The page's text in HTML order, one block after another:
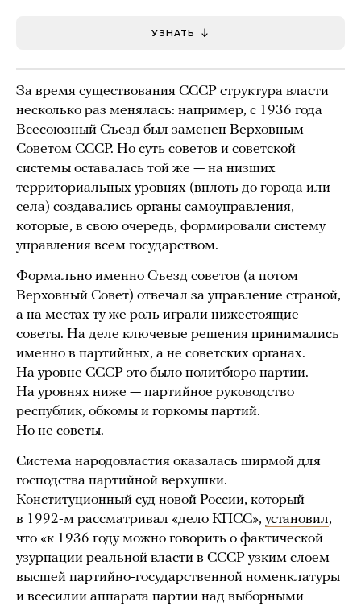
УЗНАТЬ
За время существования СССР структура власти
несколько раз менялась: например, с 1936 года
Всесоюзный Съезд был заменен Верховным
Советом СССР. Но суть советов и советской
системы оставалась той же — на низших
территориальных уровнях (вплоть до города или
села) создавались органы самоуправления,
которые, в свою очередь, формировали систему
управления всем государством.
Формально именно Съезд советов (а потом
Верховный Совет) отвечал за управление страной,
а на местах ту же роль играли нижестоящие
советы. На деле ключевые решения принимались
именно в партийных, а не советских органах.
На уровне СССР это было политбюро партии.
На уровнях ниже — партийное руководство
республик, обкомы и горкомы партий.
Но не советы.
Система народовластия оказалась ширмой для
господства партийной верхушки.
Конституционный суд новой России, который
в 1992-м рассматривал «дело КПСС», установил,
что «к 1936 году можно говорить о фактической
узурпации реальной власти в СССР узким слоем
высшей партийно-государственной номенклатуры
и всесилии аппарата партии над выборными